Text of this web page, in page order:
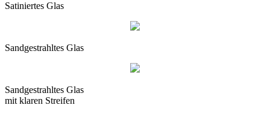
Satiniertes Glas
Sandgestrahltes Glas
Sandgestrahltes Glas
mit klaren Streifen